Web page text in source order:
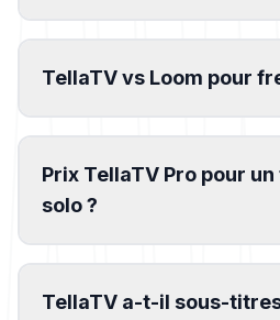
TellaTV vs Loom pour
Prix TellaTV Pro pour
solo ?
TellaTV a-t-il sous-